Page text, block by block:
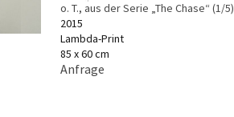
o. T., aus der Serie „The Chase“ (1/5)
2015
Lambda-Print
85 x 60 cm
Anfrage